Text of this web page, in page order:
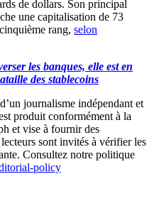
de dollars. Son principal
une capitalisation de 73
rang, selon
les banques, elle est en
des stablecoins
journalisme indépendant et
produit conformément à la
et vise à fournir des
sont invités à vérifier les
Consultez notre politique
policy